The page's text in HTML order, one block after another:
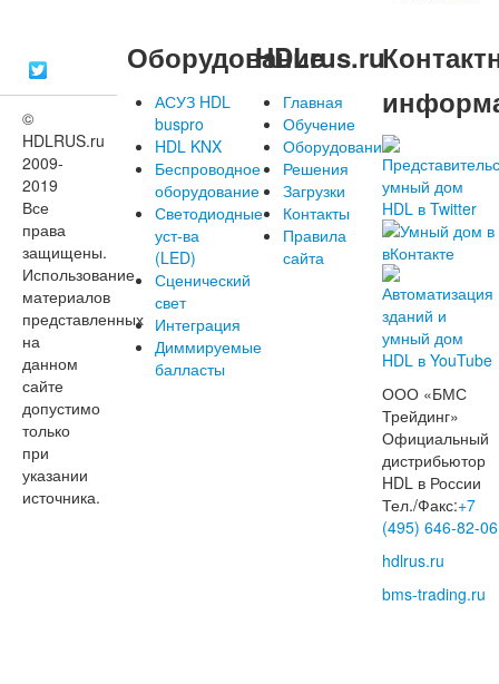
©
HDLRUS.ru
2009-
2019
Все
права
защищены.
Использование
материалов
представленных
на
данном
сайте
допустимо
только
при
указании
источника.
Оборудование
АСУЗ HDL
buspro
HDL KNX
Беспроводное
оборудование
Светодиодные
уст-ва
(LED)
Сценический
свет
Интеграция
Диммируемые
балласты
HDLrus.ru
Главная
Обучение
Оборудование
Решения
Загрузки
Контакты
Правила
сайта
ООО «БМС
Трейдинг»
Официальный
дистрибьютор
HDL в России
Тел./Факс:+7
(495) 646-82-06
hdlrus.ru
bms-trading.ru